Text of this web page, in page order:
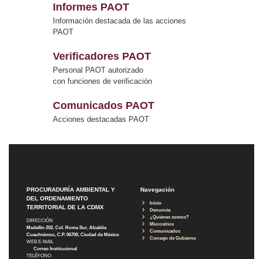
Informes PAOT
Información destacada de las acciones
PAOT
Verificadores PAOT
Personal PAOT autorizado
con funciones de verificación
Comunicados PAOT
Acciones destacadas PAOT
PROCURADURÍA AMBIENTAL Y
DEL ORDENAMIENTO
TERRITORIAL DE LA CDMX
DIRECCIÓN
Medellín 202, Col. Roma Sur, Alcaldía
Cuauhtémoc, C.P. 06700, Ciudad de México
WEB E-MAIL
Correo Institucional
TELÉFONO
Navegación
Inicio
Denuncia
¿Quiénes somos?
Micrositios
Comunicados
Consejo de Gobierno